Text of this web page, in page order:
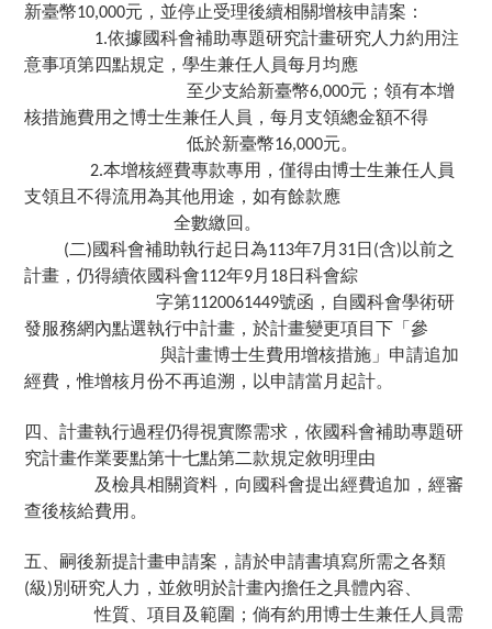
新臺幣10,000元，並停止受理後續相關增核申請案：
1.依據國科會補助專題研究計畫研究人力約用注
意事項第四點規定，學生兼任人員每月均應
至少支給新臺幣6,000元；領有本增
核措施費用之博士生兼任人員，每月支領總金額不得
低於新臺幣16,000元。
2.本增核經費專款專用，僅得由博士生兼任人員
支領且不得流用為其他用途，如有餘款應
全數繳回。
(二)國科會補助執行起日為113年7月 31日 (含) 以前之
計畫，仍得續依國科會112年9月 18日科會綜
字第1120061449號函，自國科會學術研
發服務網內點選執行中計畫，於計畫變更項目下「參
與計畫博士生費用增核措施」申請追加
經費，惟增核月份不再追溯，以申請當月起計。
四、計畫執行過程仍得視實際需求，依國科會補助專題研
究計畫作業要點第十七點第二款規定敘明理由
及檢具相關資料，向國科會提出經費追加，經審
查後核給費用。
五、嗣後新提計畫申請案，請於申請書填寫所需之各類
(級)別研究人力，並敘明於計畫內擔任之具體內容、
性質、項目及範圍；倘有約用博士生兼任人員需